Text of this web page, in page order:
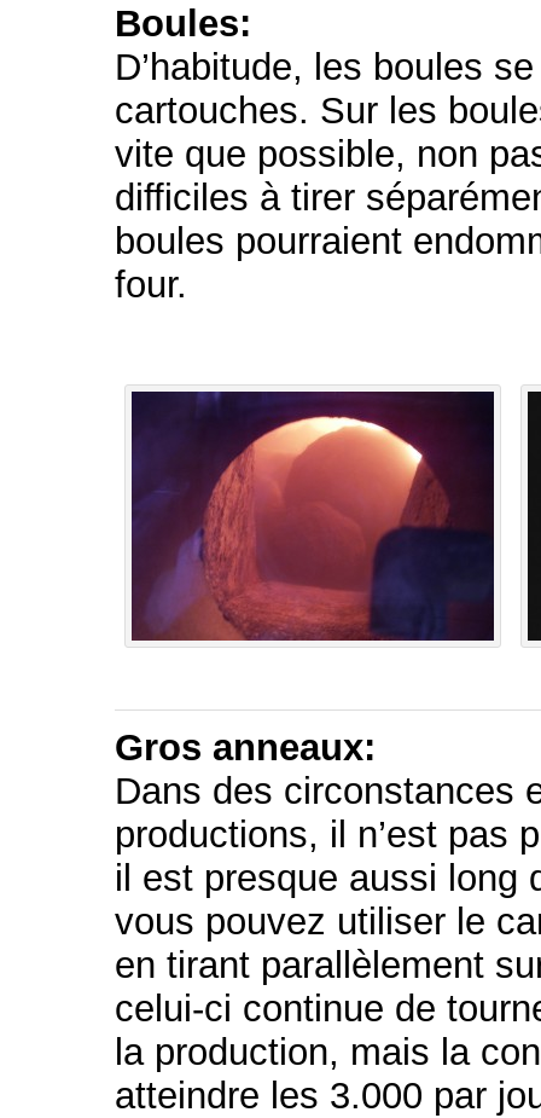
Boules:
D’habitude, les boules
cartouches. Sur les
vite que possible, non
difficiles à tirer
boules pourraient
four.
Gros anneaux:
Dans des circonstances
productions, il n’est pas
il est presque aussi long
vous pouvez utiliser le
en tirant parallèlement
celui-ci continue de
la production, mais la
atteindre les 3.000 par